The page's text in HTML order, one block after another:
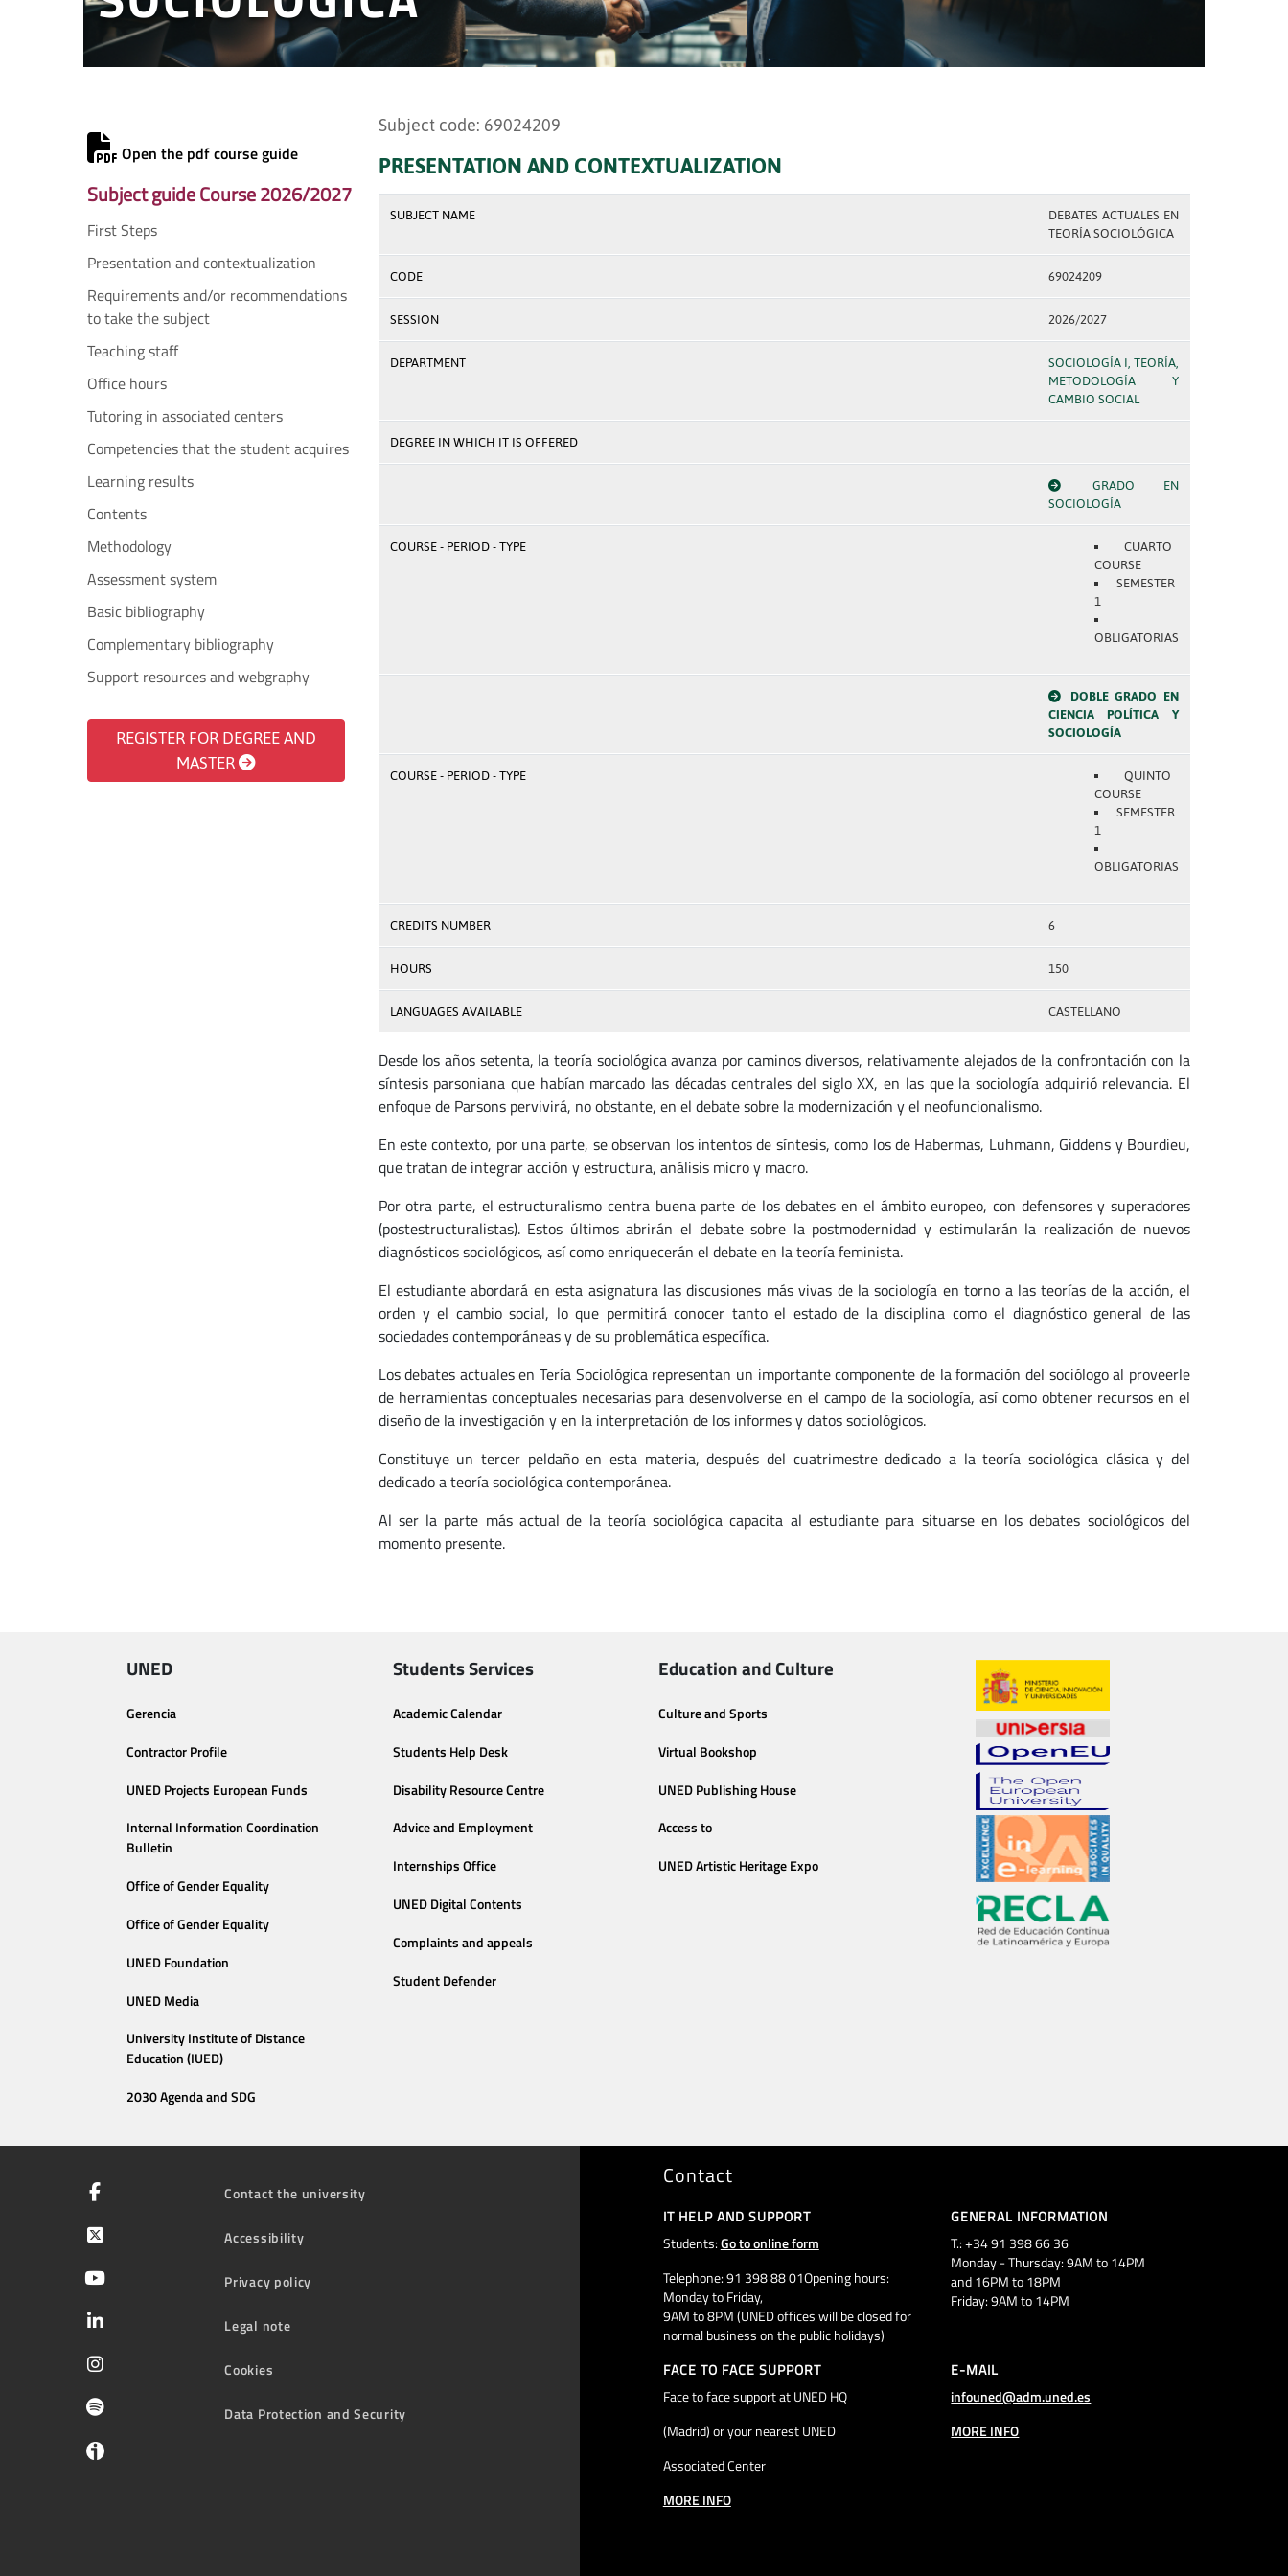
Open the pdf course guide
Subject guide Course 2026/2027
First Steps
Presentation and contextualization
Requirements and/or recommendations
to take the subject
Teaching staff
Office hours
Tutoring in associated centers
Competencies that the student acquires
Learning results
Contents
Methodology
Assessment system
Basic bibliography
Complementary bibliography
Support resources and webgraphy
REGISTER FOR DEGREE AND
MASTER
Subject code: 69024209
PRESENTATION AND CONTEXTUALIZATION
SUBJECT NAME
DEBATES ACTUALES EN
TEORÍA SOCIOLÓGICA
CODE 69024209
SESSION 2026/2027
DEPARTMENT
SOCIOLOGÍA I, TEORÍA,
METODOLOGÍA Y
CAMBIO SOCIAL
DEGREE IN WHICH IT IS OFFERED
GRADO EN
SOCIOLOGÍA
COURSE - PERIOD - TYPE
CUARTO
COURSE
SEMESTER
1
OBLIGATORIAS
DOBLE GRADO EN
CIENCIA POLÍTICA Y
SOCIOLOGÍA
COURSE - PERIOD - TYPE
QUINTO
COURSE
SEMESTER
1
OBLIGATORIAS
CREDITS NUMBER 6
HOURS 150
LANGUAGES AVAILABLE CASTELLANO
Desde los años setenta, la teoría sociológica avanza por caminos diversos, relativamente alejados de la confrontación con la
síntesis parsoniana que habían marcado las décadas centrales del siglo XX, en las que la sociología adquirió relevancia. El
enfoque de Parsons pervivirá, no obstante, en el debate sobre la modernización y el neofuncionalismo.
En este contexto, por una parte, se observan los intentos de síntesis, como los de Habermas, Luhmann, Giddens y Bourdieu,
que tratan de integrar acción y estructura, análisis micro y macro.
Por otra parte, el estructuralismo centra buena parte de los debates en el ámbito europeo, con defensores y superadores
(postestructuralistas). Estos últimos abrirán el debate sobre la postmodernidad y estimularán la realización de nuevos
diagnósticos sociológicos, así como enriquecerán el debate en la teoría feminista.
El estudiante abordará en esta asignatura las discusiones más vivas de la sociología en torno a las teorías de la acción, el
orden y el cambio social, lo que permitirá conocer tanto el estado de la disciplina como el diagnóstico general de las
sociedades contemporáneas y de su problemática específica.
Los debates actuales en Tería Sociológica representan un importante componente de la formación del sociólogo al proveerle
de herramientas conceptuales necesarias para desenvolverse en el campo de la sociología, así como obtener recursos en el
diseño de la investigación y en la interpretación de los informes y datos sociológicos.
Constituye un tercer peldaño en esta materia, después del cuatrimestre dedicado a la teoría sociológica clásica y del
dedicado a teoría sociológica contemporánea.
Al ser la parte más actual de la teoría sociológica capacita al estudiante para situarse en los debates sociológicos del
momento presente.
UNED
Gerencia
Contractor Profile
UNED Projects European Funds
Internal Information Coordination
Bulletin
Office of Gender Equality
Office of Gender Equality
UNED Foundation
UNED Media
University Institute of Distance
Education (IUED)
2030 Agenda and SDG
Students Services
Academic Calendar
Students Help Desk
Disability Resource Centre
Advice and Employment
Internships Office
UNED Digital Contents
Complaints and appeals
Student Defender
Education and Culture
Culture and Sports
Virtual Bookshop
UNED Publishing House
Access to
UNED Artistic Heritage Expo
Contact the university
Accessibility
Privacy policy
Legal note
Cookies
Data Protection and Security
Contact
IT HELP AND SUPPORT
Students:Go to online form
Telephone: 91 398 88 01Opening hours:
Monday to Friday,
9AM to 8PM (UNED offices will be closed for
normal business on the public holidays)
GENERAL INFORMATION
T.: +34 91 398 66 36
Monday - Thursday: 9AM to 14PM
and 16PM to 18PM
Friday: 9AM to 14PM
FACE TO FACE SUPPORT
Face to face support at UNED HQ
(Madrid) or your nearest UNED
Associated Center
MORE INFO
E-MAIL
infouned@adm.uned.es
MORE INFO